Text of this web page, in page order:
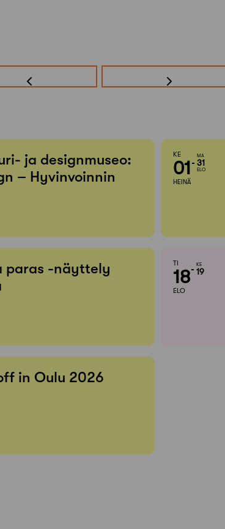
ja designmuseo:
– Hyvinvoinnin
KE
01
HEINÄ
MA
31
ELO
paras -näyttely
TI
18
ELO
KE
19
in Oulu 2026